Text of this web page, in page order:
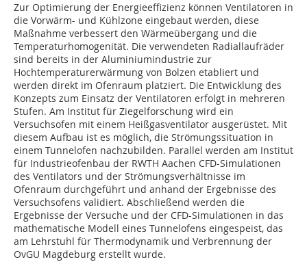
Zur Optimierung der Energieeffizienz können Ventilatoren in
die Vorwärm- und Kühlzone eingebaut werden, diese
Maßnahme verbessert den Wärmeübergang und die
Temperaturhomogenität. Die verwendeten Radiallaufräder
sind bereits in der Aluminiumindustrie zur
Hochtemperaturerwärmung von Bolzen etabliert und
werden direkt im Ofenraum platziert. Die Entwicklung des
Konzepts zum Einsatz der Ventilatoren erfolgt in mehreren
Stufen. Am Institut für Ziegelforschung wird ein
Versuchsofen mit einem Heißgasventilator ausgerüstet. Mit
diesem Aufbau ist es möglich, die Strömungssituation in
einem Tunnelofen nachzubilden. Parallel werden am Institut
für Industrieofenbau der RWTH Aachen CFD-Simulationen
des Ventilators und der Strömungsverhältnisse im
Ofenraum durchgeführt und anhand der Ergebnisse des
Versuchsofens validiert. Abschließend werden die
Ergebnisse der Versuche und der CFD-Simulationen in das
mathematische Modell eines Tunnelofens eingespeist, das
am Lehrstuhl für Thermodynamik und Verbrennung der
OvGU Magdeburg erstellt wurde.